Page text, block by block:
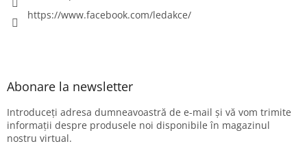
https://www.facebook.com/ledakce/
Abonare la newsletter
Introduceţi adresa dumneavoastră de e-mail şi vă vom trimite
informaţii despre produsele noi disponibile în magazinul
nostru virtual.